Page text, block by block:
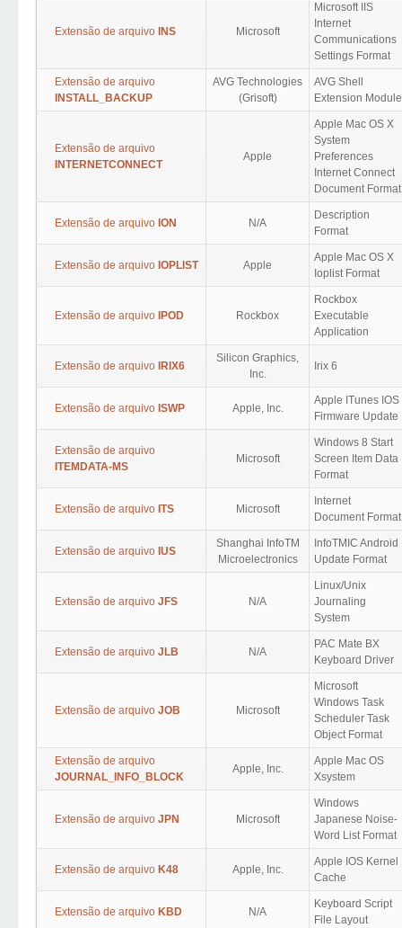
Extensão de arquivo INS Microsoft
Microsoft IIS
Internet
Communications
Settings Format
Extensão de arquivo
INSTALL_BACKUP
AVG Technologies
(Grisoft)
AVG Shell
Extension Module
Extensão de arquivo
INTERNETCONNECT
Apple
Apple Mac OS X
System
Preferences
Internet Connect
Document Format
Extensão de arquivo ION N/A
Description
Format
Extensão de arquivo IOPLIST Apple
Apple Mac OS X
Ioplist Format
Extensão de arquivo IPOD Rockbox
Rockbox
Executable
Application
Extensão de arquivo IRIX6
Silicon Graphics,
Inc.
Irix 6
Extensão de arquivo ISWP Apple, Inc.
Apple ITunes IOS
Firmware Update
Extensão de arquivo
ITEMDATA-MS
Microsoft
Windows 8 Start
Screen Item Data
Format
Extensão de arquivo ITS Microsoft
Internet
Document Format
Extensão de arquivo IUS
Shanghai InfoTM
Microelectronics
InfoTMIC Android
Update Format
Extensão de arquivo JFS N/A
Linux/Unix
Journaling
System
Extensão de arquivo JLB N/A
PAC Mate BX
Keyboard Driver
Extensão de arquivo JOB Microsoft
Microsoft
Windows Task
Scheduler Task
Object Format
Extensão de arquivo
JOURNAL_INFO_BLOCK
Apple, Inc.
Apple Mac OS
Xsystem
Extensão de arquivo JPN Microsoft
Windows
Japanese Noise-
Word List Format
Extensão de arquivo K48 Apple, Inc.
Apple IOS Kernel
Cache
Extensão de arquivo KBD N/A
Keyboard Script
File Layout